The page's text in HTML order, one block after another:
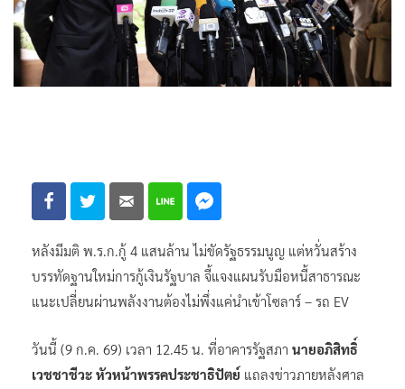
หลังมีมติ พ.ร.ก.กู้ 4 แสนล้าน ไม่ขัดรัฐธรรมนูญ แต่หวั่นสร้าง
บรรทัดฐานใหม่การกู้เงินรัฐบาล จี้แจงแผนรับมือหนี้สาธารณะ
แนะเปลี่ยนผ่านพลังงานต้องไม่พึ่งแค่นำเข้าโซลาร์ – รถ EV
วันนี้ (9 ก.ค. 69) เวลา 12.45 น. ที่อาคารรัฐสภา นายอภิสิทธิ์
เวชชาชีวะ หัวหน้าพรรคประชาธิปัตย์ แถลงข่าวภายหลังศาล